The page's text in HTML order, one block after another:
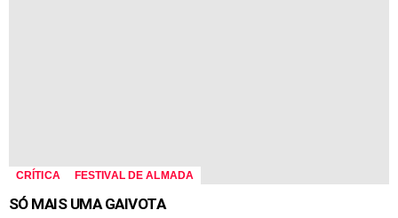
CRÍTICA FESTIVAL DE ALMADA
SÓ MAIS UMA GAIVOTA